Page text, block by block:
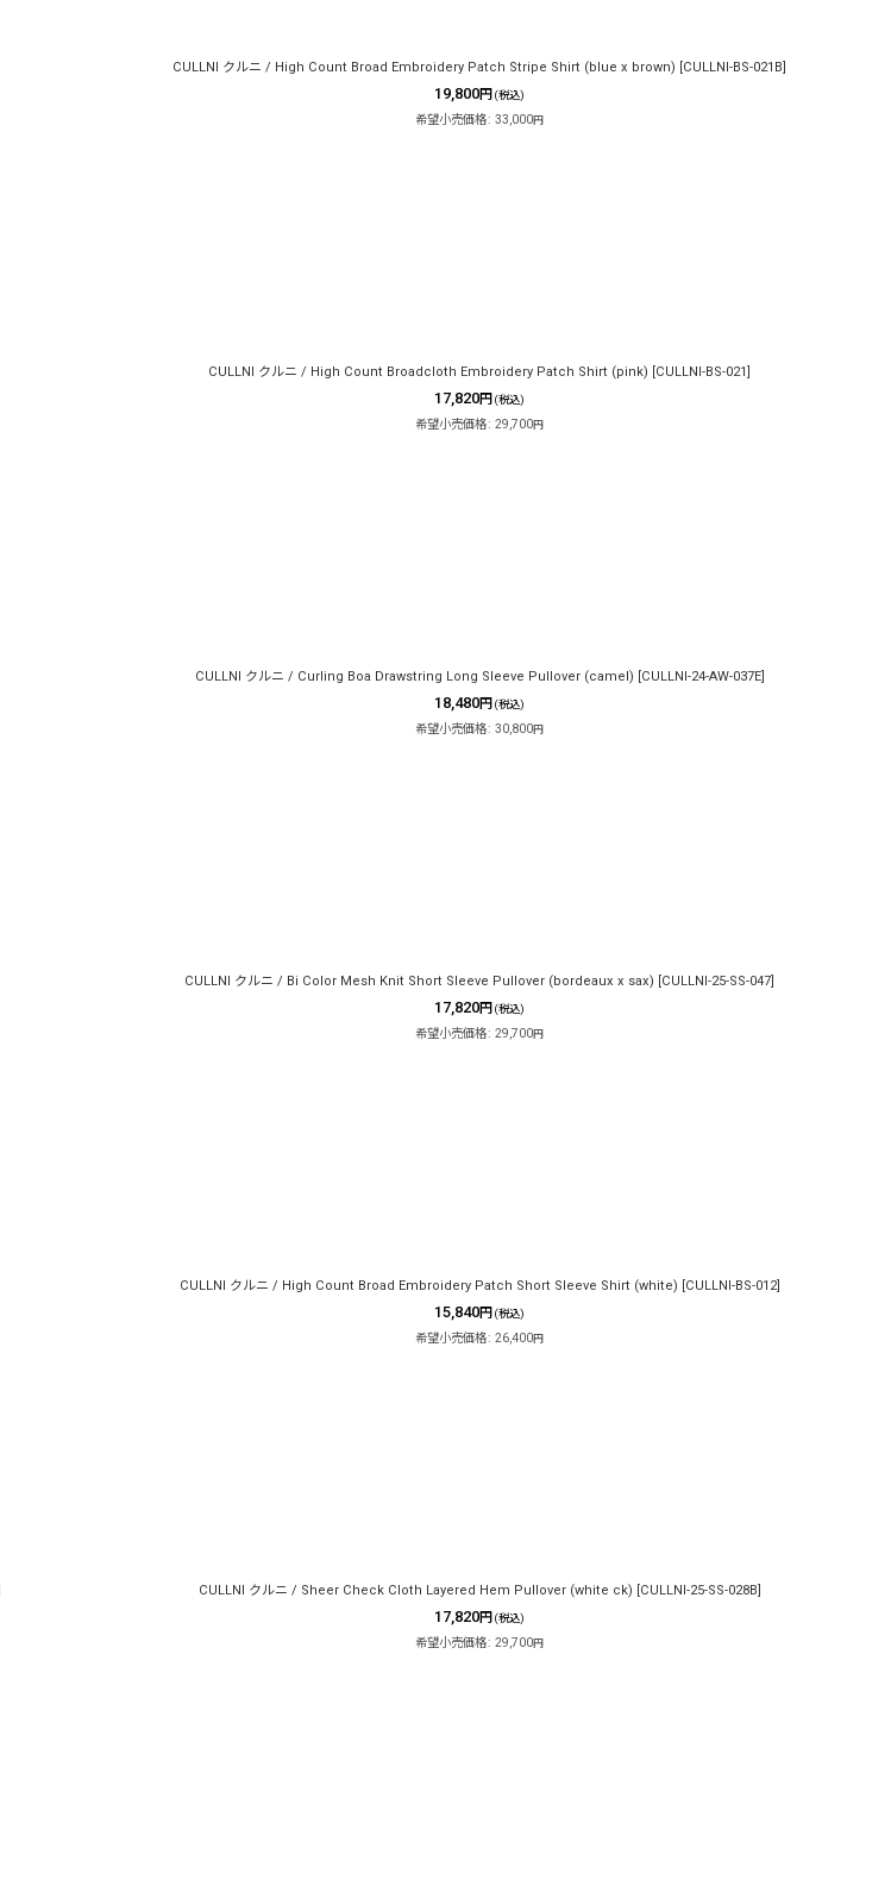
CULLNI クルニ / High Count Broad Embroidery Patch Stripe Shirt (blue x brown) CULLNI-BS-021B
19,800円 (税込)
希望小売価格: 33,000円
CULLNI クルニ / High Count Broadcloth Embroidery Patch Shirt (pink) CULLNI-BS-021
17,820円 (税込)
希望小売価格: 29,700円
CULLNI クルニ / Curling Boa Drawstring Long Sleeve Pullover (camel) CULLNI-24-AW-037E]
18,480円 (税込)
希望小売価格: 30,800円
CULLNI クルニ / Bi Color Mesh Knit Short Sleeve Pullover (bordeaux x sax) CULLNI-25-SS-047
17,820円 (税込)
希望小売価格: 29,700円
CULLNI クルニ / High Count Broad Embroidery Patch Short Sleeve Shirt (white) CULLNI-BS-012]
15,840円 (税込)
希望小売価格: 26,400円
CULLNI クルニ / Sheer Check Cloth Layered Hem Pullover (white ck) CULLNI-25-SS-028B
17,820円 (税込)
希望小売価格: 29,700円